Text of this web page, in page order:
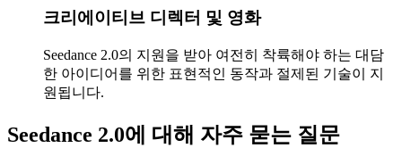
크리에이티브 디렉터 및 영화
Seedance 2.0의 지원을 받아 여전히 착륙해야 하는 대담
한 아이디어를 위한 표현적인 동작과 절제된 기술이 지
원됩니다.
Seedance 2.0에 대해 자주 묻는 질문